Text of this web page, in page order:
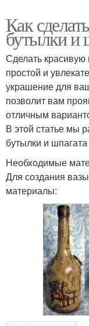
Как
бутылки и
Сделать красивую
простой и
украшение для
позволит вам
отличным
В этой статье мы
бутылки и
Необходимые
Для создания
материалы: